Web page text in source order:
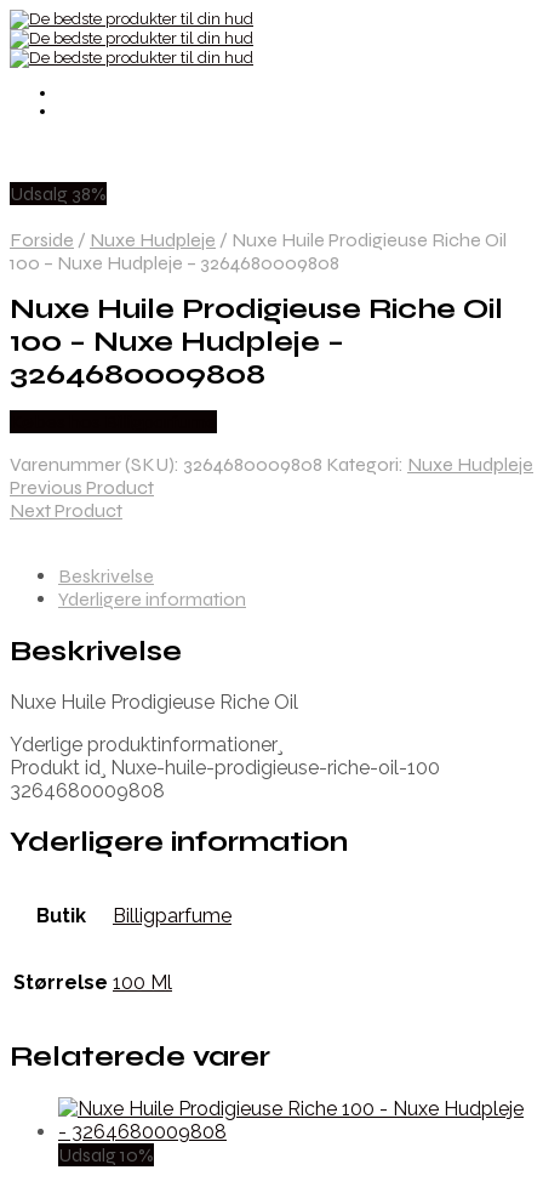
Udsalg 38%
Forside / Nuxe Hudpleje / Nuxe Huile Prodigieuse Riche Oil
100 – Nuxe Hudpleje – 3264680009808
Nuxe Huile Prodigieuse Riche Oil
100 – Nuxe Hudpleje –
3264680009808
Varenummer (SKU): 3264680009808 Kategori: Nuxe Hudpleje
Previous Product
Next Product
Beskrivelse
Yderligere information
Beskrivelse
Nuxe Huile Prodigieuse Riche Oil
Yderlige produktinformationer¸
Produkt id¸ Nuxe-huile-prodigieuse-riche-oil-100
3264680009808
Yderligere information
Butik Billigparfume
Størrelse 100 Ml
Relaterede varer
Udsalg 10%